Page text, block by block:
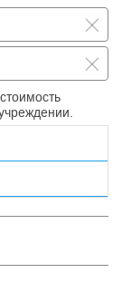
комплекс.